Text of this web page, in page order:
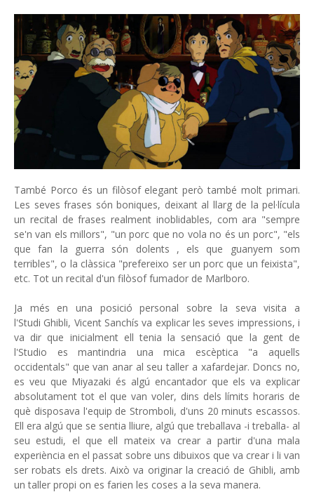
També Porco és un filòsof elegant però també molt primari.
Les seves frases són boniques, deixant al llarg de la pel·lícula
un recital de frases realment inoblidables, com ara "sempre
se'n van els millors", "un porc que no vola no és un porc", "els
que fan la guerra són dolents , els que guanyem som
terribles", o la clàssica "prefereixo ser un porc que un feixista",
etc. Tot un recital d'un filòsof fumador de Marlboro.
Ja més en una posició personal sobre la seva visita a
l'Studi Ghibli, Vicent Sanchís va explicar les seves impressions, i
va dir que inicialment ell tenia la sensació que la gent de
l'Studio es mantindria una mica escèptica "a aquells
occidentals" que van anar al seu taller a xafardejar. Doncs no,
es veu que Miyazaki és algú encantador que els va explicar
absolutament tot el que van voler, dins dels límits horaris de
què disposava l'equip de Stromboli, d'uns 20 minuts escassos.
Ell era algú que se sentia lliure, algú que treballava -i treballa- al
seu estudi, el que ell mateix va crear a partir d'una mala
experiència en el passat sobre uns dibuixos que va crear i li van
ser robats els drets. Això va originar la creació de Ghibli, amb
un taller propi on es farien les coses a la seva manera.